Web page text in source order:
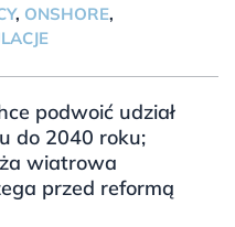
, ONSHORE,
podwoić udział
do 2040 roku;
wiatrowa
przed reformą